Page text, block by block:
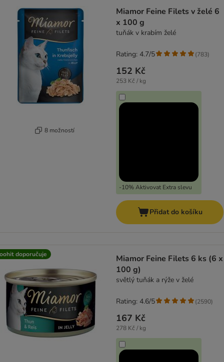
8 možností
Miamor Feine Filets v želé 6
x 100 g
tuňák v krabím želé
152 Kč
253 Kč / kg
-10% Aktivovat Extra slevu
Rating: 4.7/5 (783)
Přidat do košíku
doporučuje
Miamor Feine Filets 6 ks (6 x
100 g)
světlý tuňák a rýže v želé
167 Kč
278 Kč / kg
Rating: 4.6/5 (2590)